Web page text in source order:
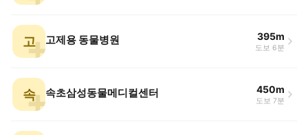
고 고제용 동물병원 395m
도보 6분
속 속초삼성동물메디컬센터 450m
도보 7분